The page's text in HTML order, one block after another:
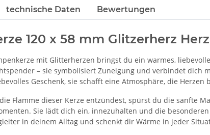
technische Daten Bewertungen
120 x 58 mm Glitzerherz Herz
mit Glitterherzen bringst du ein warmes,
– sie symbolisiert Zuneigung und verbindet dich
Geschenk, sie schafft eine Atmosphäre, die Herzen
Flamme dieser Kerze entzündest, spürst du die sanfte
Sie lädt dich ein, innezuhalten und die
in deinem Alltag und schenkt dir Wärme in jeder